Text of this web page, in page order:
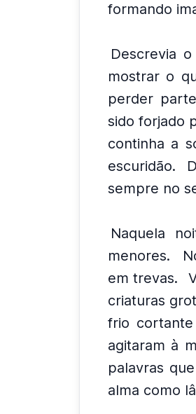
formando
Descrevia
mostrar o
perder
sido forjado
continha a
escuridão.
sempre no
Naquela
menores.
em trevas.
criaturas
frio
agitaram à
palavras
alma como